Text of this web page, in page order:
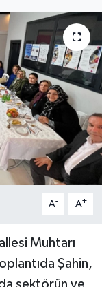
A- A+
Muhtarı
Şahin,
sektörün ve